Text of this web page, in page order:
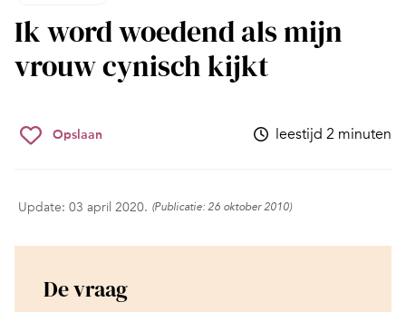
Ik word woedend als mijn
vrouw cynisch kijkt
Opslaan leestijd 2 minuten
Update: 03 april 2020. (Publicatie: 26 oktober 2010)
De vraag